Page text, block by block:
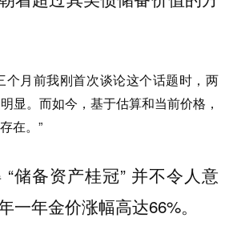
个月前我刚首次谈论这个话题时，两
显。而如今，基于估算和当前价格，
在。”
储备资产桂冠” 并不令人意
年金价涨幅高达66%。